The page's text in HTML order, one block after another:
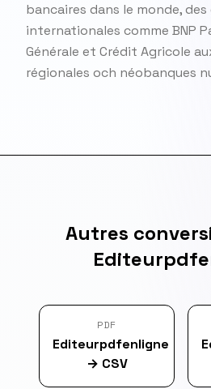
bancaires dans le monde,
internationales comme BNP
Générale et Crédit Agricole
régionales och néobanques
Autres
PDF
Editeurpdfenligne
→ CSV